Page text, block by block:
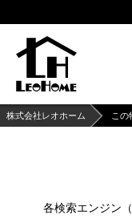
株式会社レオホーム この
各検索エンジン